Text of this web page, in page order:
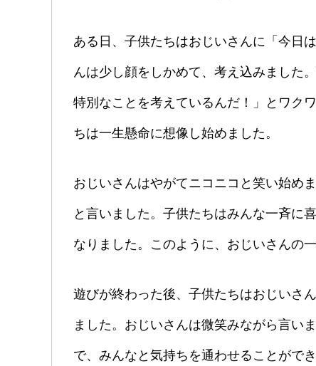
ある日、子供たちはおじいさんに「今日
んは少し顔をしかめて、考え込みました
特別なことを考えているんだ！」とワク
ちは一生懸命に想像し始めました。
おじいさんはやがてニコニコと笑い始め
と言いました。子供たちはみんな一斉に
なりました。このように、おじいさんの
遊びが終わった後、子供たちはおじいさ
ました。おじいさんは微笑みながら言い
で、みんなと気持ちを通わせることがで